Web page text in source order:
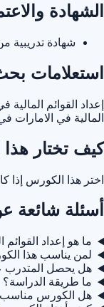
الشهادة
شهادة تدريبية
استعلامات
إعداد القوائم المالية
المالية في الامارات
كيف تختار
اختر هذا الكورس
أسئلة شائعة
ما هو إعداد القوائم
لمن يناسب هذا
هل يحصل المتدرب
ما طريقة الدراسة؟
هل الكورس مناسب